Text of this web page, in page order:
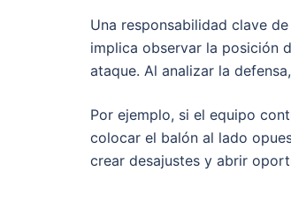
Una responsabilidad clave
implica observar la posición
ataque. Al analizar la
Por ejemplo, si el equipo
colocar el balón al lado
crear desajustes y abrir